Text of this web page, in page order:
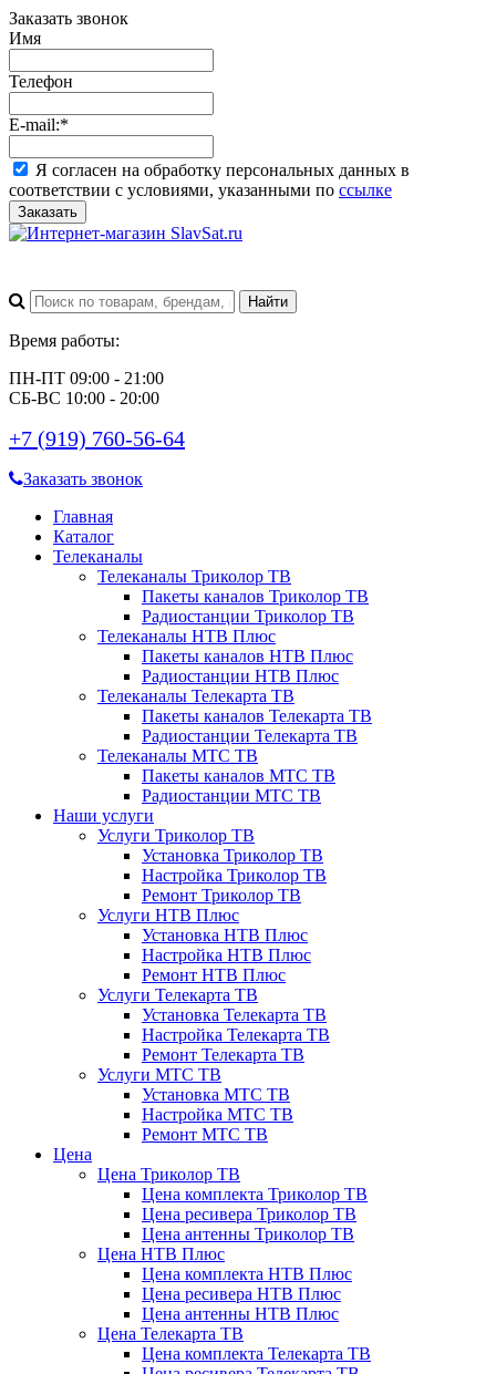
Заказать звонок
Имя
Телефон
E-mail:*
Я согласен на обработку персональных данных в
соответствии с условиями, указанными по ссылке
Заказать
Время работы:
ПН-ПТ 09:00 - 21:00
СБ-ВС 10:00 - 20:00
+7 (919) 760-56-64
Заказать звонок
Главная
Каталог
Телеканалы
Телеканалы Триколор ТВ
Пакеты каналов Триколор ТВ
Радиостанции Триколор ТВ
Телеканалы НТВ Плюс
Пакеты каналов НТВ Плюс
Радиостанции НТВ Плюс
Телеканалы Телекарта ТВ
Пакеты каналов Телекарта ТВ
Радиостанции Телекарта ТВ
Телеканалы МТС ТВ
Пакеты каналов МТС ТВ
Радиостанции МТС ТВ
Наши услуги
Услуги Триколор ТВ
Установка Триколор ТВ
Настройка Триколор ТВ
Ремонт Триколор ТВ
Услуги НТВ Плюс
Установка НТВ Плюс
Настройка НТВ Плюс
Ремонт НТВ Плюс
Услуги Телекарта ТВ
Установка Телекарта ТВ
Настройка Телекарта ТВ
Ремонт Телекарта ТВ
Услуги МТС ТВ
Установка МТС ТВ
Настройка МТС ТВ
Ремонт МТС ТВ
Цена
Цена Триколор ТВ
Цена комплекта Триколор ТВ
Цена ресивера Триколор ТВ
Цена антенны Триколор ТВ
Цена НТВ Плюс
Цена комплекта НТВ Плюс
Цена ресивера НТВ Плюс
Цена антенны НТВ Плюс
Цена Телекарта ТВ
Цена комплекта Телекарта ТВ